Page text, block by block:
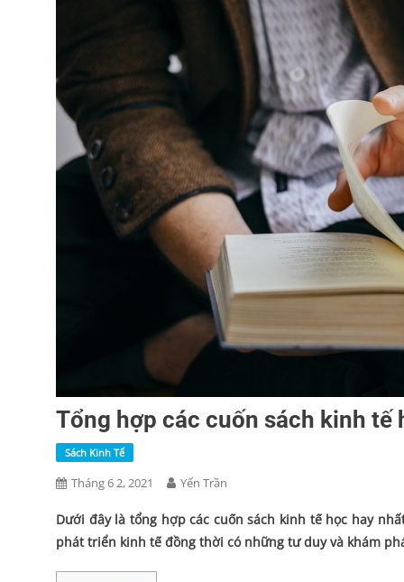
Tổng hợp các cuốn sách kinh
Sách Kinh Tế
Tháng 6 2, 2021 Yến Trần
Dưới đây là tổng hợp các cuốn sách kinh tế học hay
phát triển kinh tế đồng thời có những tư duy và khám